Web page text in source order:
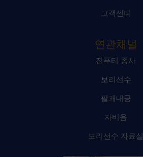
고객센터
연관채널
진푸티 종사
보리선수
팔괘내공
자비음
보리선수 자료실